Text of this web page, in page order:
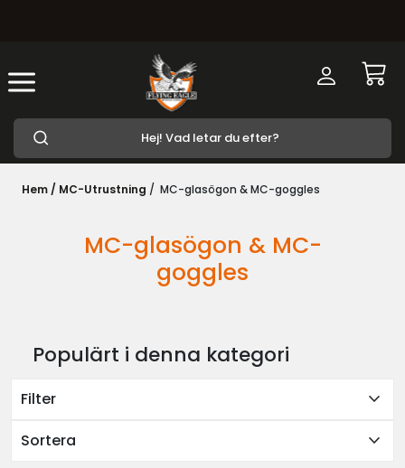
Hem / MC-Utrustning / MC-glasögon & MC-goggles
MC-glasögon & MC-
goggles
Populärt i denna kategori
Filter expand_more
Sortera expand_more